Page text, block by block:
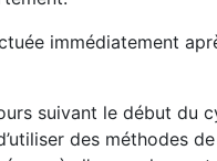
immédiatement
suivant le début du
des méthodes